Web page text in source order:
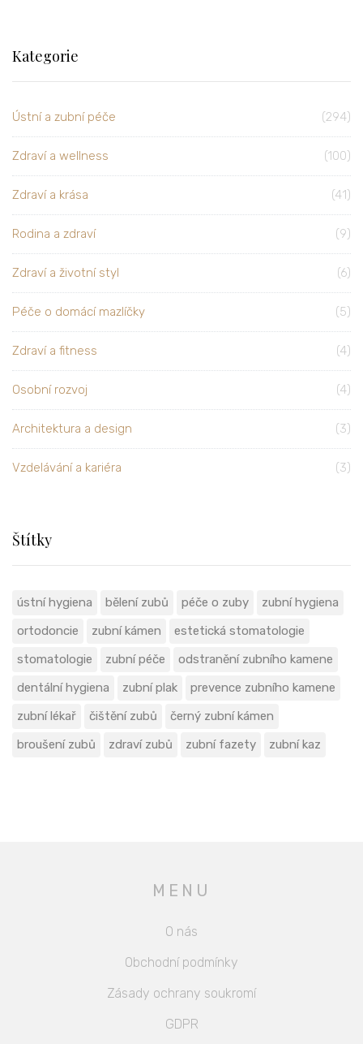
Kategorie
Ústní a zubní péče (294)
Zdraví a wellness (100)
Zdraví a krása (41)
Rodina a zdraví (9)
Zdraví a životní styl (6)
Péče o domácí mazlíčky (5)
Zdraví a fitness (4)
Osobní rozvoj (4)
Architektura a design (3)
Vzdelávání a kariéra (3)
Štítky
ústní hygiena bělení zubů péče o zuby
zubní hygiena
ortodoncie
zubní kámen
estetická stomatologie
stomatologie
zubní péče
odstranění zubního kamene
dentální hygiena
zubní plak
prevence zubního kamene
zubní lékař
čištění zubů
černý zubní kámen
broušení zubů
zdraví zubů zubní fazety zubní kaz
MENU
O nás
Obchodní podmínky
Zásady ochrany soukromí
GDPR